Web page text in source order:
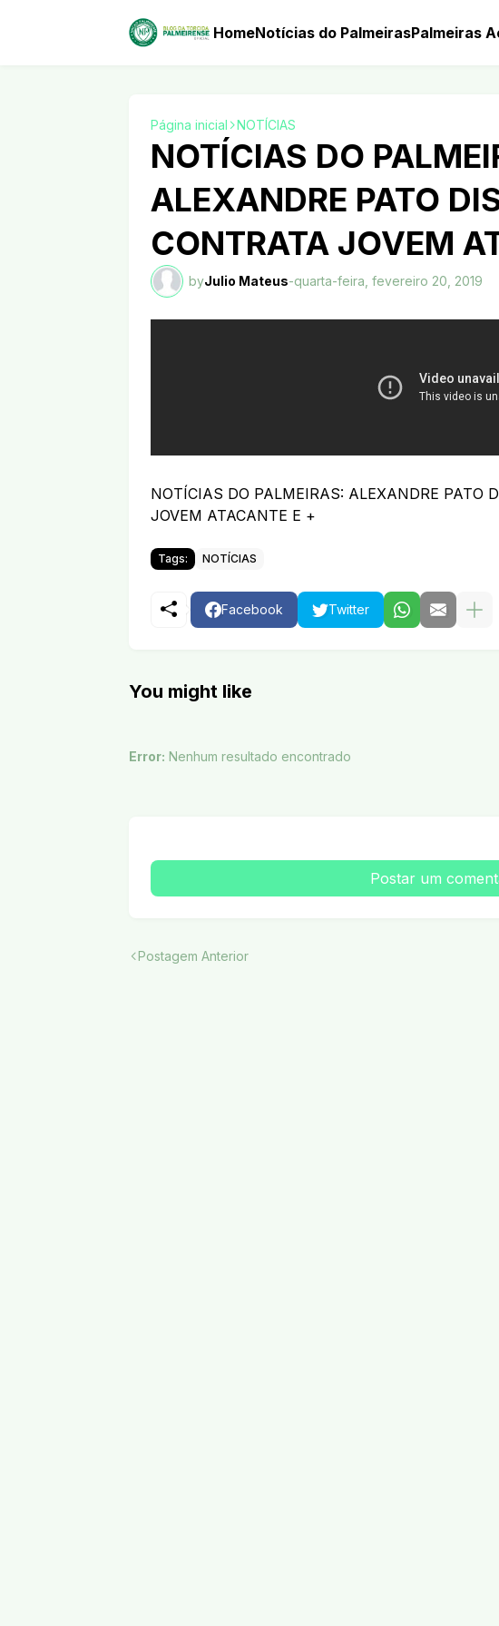
HomeNotícias do PalmeirasPalmeiras
Página inicial NOTÍCIAS
NOTÍCIAS DO
ALEXANDRE PATO
CONTRATA JOVEM
byJulio Mateus-quarta-feira, fevereiro 20, 2019
NOTÍCIAS DO PALMEIRAS: ALEXANDRE PATO
JOVEM ATACANTE E +
Tags: NOTÍCIAS
Facebook Twitter
You might like
Error: Nenhum resultado encontrado
Postar um
Postagem Anterior